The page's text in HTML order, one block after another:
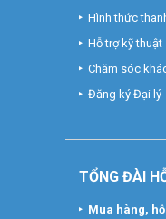
Hình thức
Hỗ trợ kỹ thuật
Chăm sóc
Đăng ký Đại lý
TỔNG ĐÀI
Mua hàng,